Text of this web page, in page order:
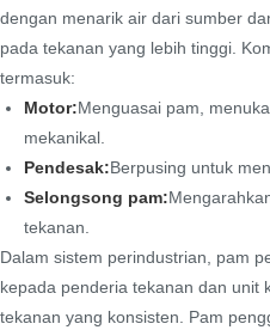
dengan menarik air dari sumber
pada tekanan yang lebih tinggi.
termasuk:
Motor:Menguasai pam,
mekanikal.
Pendesak:Berpusing untuk
Selongsong pam:
tekanan.
Dalam sistem perindustrian, pam
kepada penderia tekanan dan unit
tekanan yang konsisten. Pam